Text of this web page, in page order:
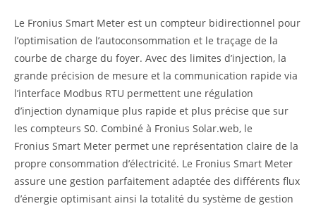
Le Fronius Smart Meter est un compteur bidirectionnel pour
l’optimisation de l’autoconsommation et le traçage de la
courbe de charge du foyer. Avec des limites d’injection, la
grande précision de mesure et la communication rapide via
l’interface Modbus RTU permettent une régulation
d’injection dynamique plus rapide et plus précise que sur
les compteurs S0. Combiné à Fronius Solar.web, le
Fronius Smart Meter permet une représentation claire de la
propre consommation d’électricité. Le Fronius Smart Meter
assure une gestion parfaitement adaptée des différents flux
d’énergie optimisant ainsi la totalité du système de gestion